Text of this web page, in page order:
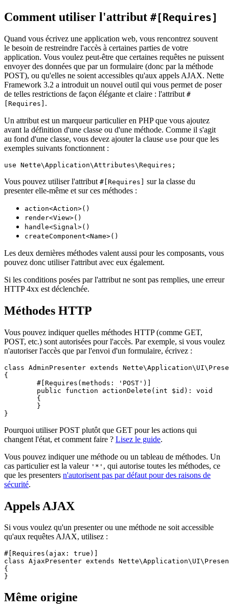
Comment utiliser l'attribut #[Requires]
Quand vous écrivez une application web, vous rencontrez souvent
le besoin de restreindre l'accès à certaines parties de votre
application. Vous voulez peut-être que certaines requêtes ne puissent
envoyer des données que par un formulaire (donc par la méthode
POST), ou qu'elles ne soient accessibles qu'aux appels AJAX. Nette
Framework 3.2 a introduit un nouvel outil qui vous permet de poser
de telles restrictions de façon élégante et claire : l'attribut #
[Requires] .
Un attribut est un marqueur particulier en PHP que vous ajoutez
avant la définition d'une classe ou d'une méthode. Comme il s'agit
au fond d'une classe, vous devez ajouter la clause use pour que les
exemples suivants fonctionnent :
Vous pouvez utiliser l'attribut #[Requires]
sur la classe du
presenter elle-même et sur ces méthodes :
action<Action>()
render<View>()
handle<Signal>()
createComponent<Name>()
Les deux dernières méthodes valent aussi pour les composants, vous
pouvez donc utiliser l'attribut avec eux également.
Si les conditions posées par l'attribut ne sont pas remplies, une erreur
HTTP 4xx est déclenchée.
Méthodes HTTP
Vous pouvez indiquer quelles méthodes HTTP (comme GET,
POST, etc.) sont autorisées pour l'accès. Par exemple, si vous voulez
n'autoriser l'accès que par l'envoi d'un formulaire, écrivez :
class AdminPresenter extends
{
Pourquoi utiliser POST plutôt que GET pour les actions qui
changent l'état, et comment faire ? Lisez le guide.
Vous pouvez indiquer une méthode ou un tableau de méthodes. Un
cas particulier est la valeur '*' , qui autorise toutes les méthodes, ce
que les presenters n'autorisent pas par défaut pour des raisons de
sécurité.
Appels AJAX
Si vous voulez qu'un presenter ou une méthode ne soit accessible
qu'aux requêtes AJAX, utilisez :
#[Requires(ajax: true)]
class AjaxPresenter extends
{
Même origine